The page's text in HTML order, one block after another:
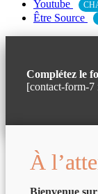
Youtube
Être Source
Complétez le
[contact-form-7
À